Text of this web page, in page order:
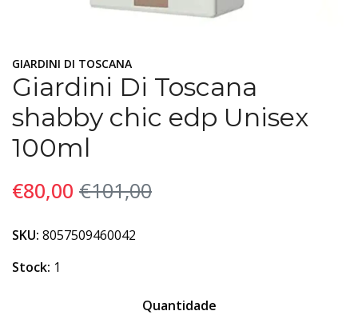
GIARDINI DI TOSCANA
Giardini Di Toscana
shabby chic edp Unisex
100ml
€80,00 €101,00
SKU: 8057509460042
Stock: 1
Quantidade